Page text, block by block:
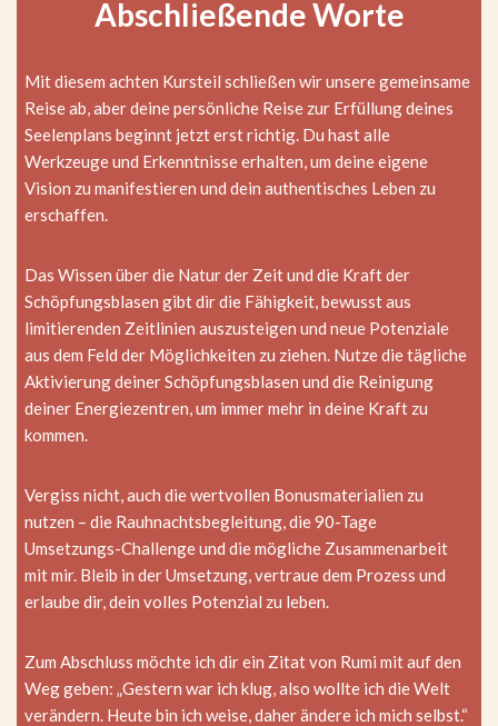
Abschließende Worte
Mit diesem achten Kursteil schließen wir unsere gemeinsame
Reise ab, aber deine persönliche Reise zur Erfüllung deines
Seelenplans beginnt jetzt erst richtig. Du hast alle
Werkzeuge und Erkenntnisse erhalten, um deine eigene
Vision zu manifestieren und dein authentisches Leben zu
erschaffen.
Das Wissen über die Natur der Zeit und die Kraft der
Schöpfungsblasen gibt dir die Fähigkeit, bewusst aus
limitierenden Zeitlinien auszusteigen und neue Potenziale
aus dem Feld der Möglichkeiten zu ziehen. Nutze die tägliche
Aktivierung deiner Schöpfungsblasen und die Reinigung
deiner Energiezentren, um immer mehr in deine Kraft zu
kommen.
Vergiss nicht, auch die wertvollen Bonusmaterialien zu
nutzen – die Rauhnachtsbegleitung, die 90-Tage
Umsetzungs-Challenge und die mögliche Zusammenarbeit
mit mir. Bleib in der Umsetzung, vertraue dem Prozess und
erlaube dir, dein volles Potenzial zu leben.
Zum Abschluss möchte ich dir ein Zitat von Rumi mit auf den
Weg geben: „Gestern war ich klug, also wollte ich die Welt
verändern. Heute bin ich weise, daher ändere ich mich selbst.“